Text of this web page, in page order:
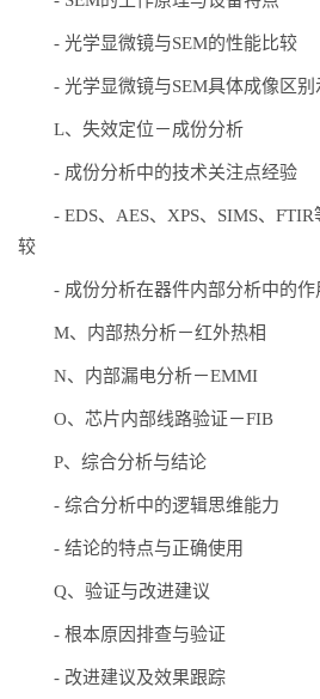
- 光学显微镜与SEM的性能比较
- 光学显微镜与SEM具体成像区别
L、失效定位－成份分析
- 成份分析中的技术关注点经验
- EDS、AES、XPS、SIMS、
较
- 成份分析在器件内部分析中的作
M、内部热分析－红外热相
N、内部漏电分析－EMMI
O、芯片内部线路验证－FIB
P、综合分析与结论
- 综合分析中的逻辑思维能力
- 结论的特点与正确使用
Q、验证与改进建议
- 根本原因排查与验证
- 改进建议及效果跟踪